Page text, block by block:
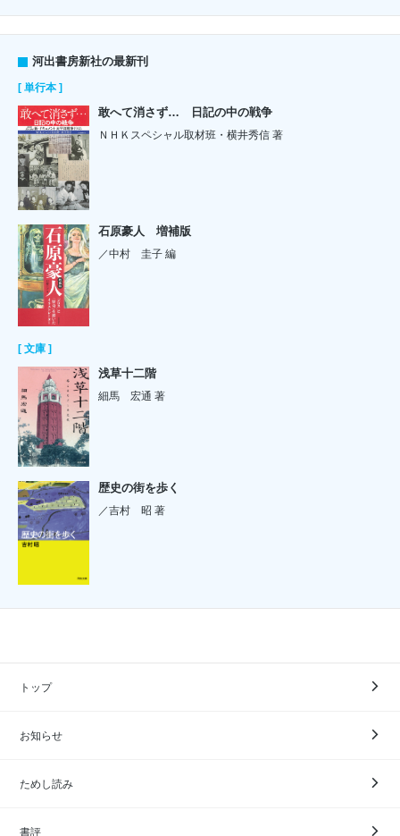
河出書房新社の最新刊
[ 単行本 ]
敢へて消さず… 日記の中の戦争
ＮＨＫスペシャル取材班・横井秀信 著
石原豪人 増補版
／中村 圭子 編
[ 文庫 ]
浅草十二階
細馬 宏通 著
歴史の街を歩く
／吉村 昭 著
トップ
お知らせ
ためし読み
書評